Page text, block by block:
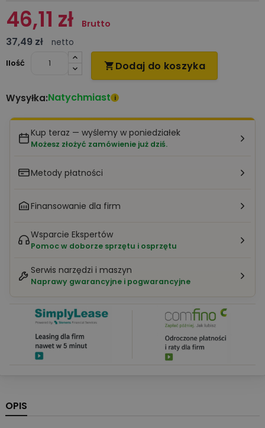
46,11 zł Brutto
37,49 zł
netto
Ilość
 Dodaj do koszyka
Wysyłka:Natychmiast i
Kup teraz — wyślemy w poniedziałek
Możesz złożyć zamówienie już dziś.
Metody płatności
Finansowanie dla firm
Wsparcie Ekspertów
Pomoc w doborze sprzętu i osprzętu
Serwis narzędzi i maszyn
Naprawy gwarancyjne i pogwarancyjne
OPIS